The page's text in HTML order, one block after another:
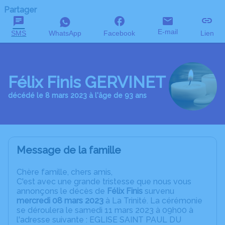
Partager
SMS WhatsApp Facebook E-mail Lien
Félix Finis GERVINET
décédé le 8 mars 2023 à l'âge de 93 ans
Message de la famille
Chère famille, chers amis,
C'est avec une grande tristesse que nous vous
annonçons le décès de Félix Finis survenu
mercredi 08 mars 2023 à La Trinité. La cérémonie
se déroulera le samedi 11 mars 2023 à 09h00 à
l'adresse suivante : EGLISE SAINT PAUL DU